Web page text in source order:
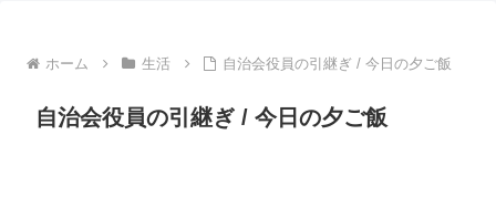
ホーム 生活 自治会役員の引継ぎ / 今日の夕ご飯
自治会役員の引継ぎ / 今日の夕ご飯